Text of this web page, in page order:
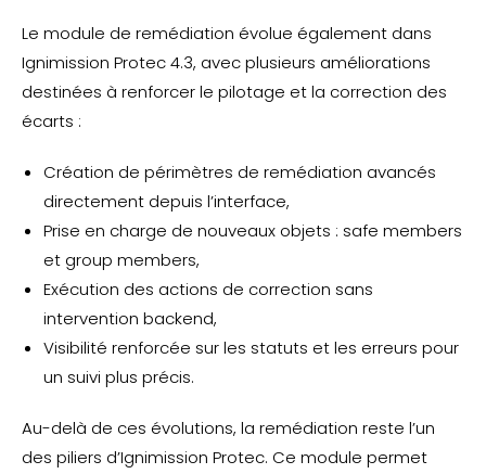
Le module de remédiation évolue également dans
Ignimission Protec 4.3, avec plusieurs améliorations
destinées à renforcer le pilotage et la correction des
écarts :
Création de périmètres de remédiation avancés
directement depuis l’interface,
Prise en charge de nouveaux objets : safe members
et group members,
Exécution des actions de correction sans
intervention backend,
Visibilité renforcée sur les statuts et les erreurs pour
un suivi plus précis.
Au-delà de ces évolutions, la remédiation reste l’un
des piliers d’Ignimission Protec. Ce module permet